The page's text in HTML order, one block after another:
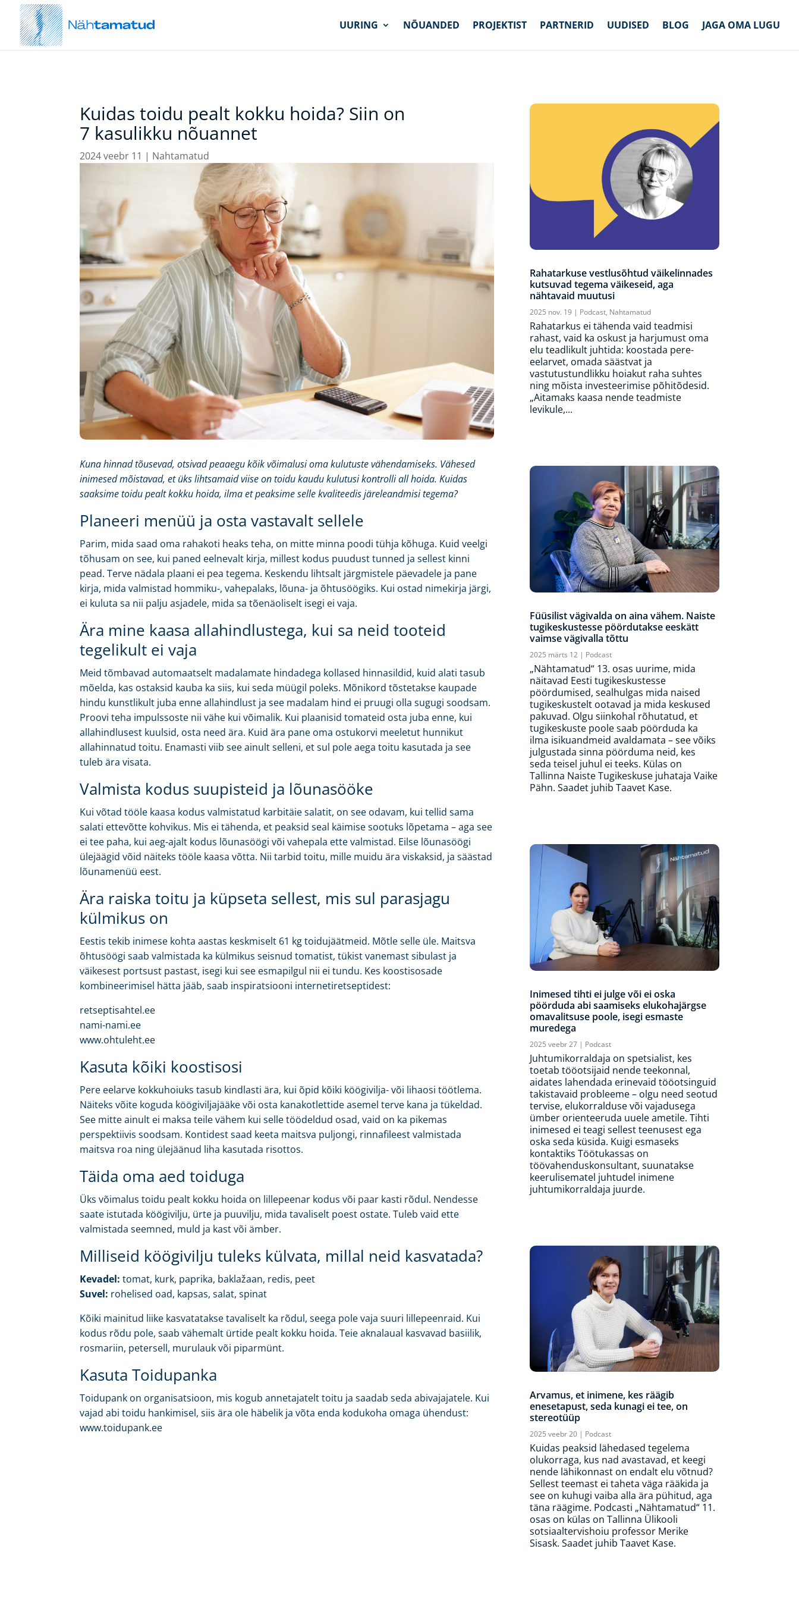
UURING NÕUANDED PROJEKTIST PARTNERID UUDISED BLOG JAGA OMA LUGU
Kuidas toidu pealt kokku hoida? Siin on
7 kasulikku nõuannet
2024 veebr 11 | Nahtamatud
Kuna hinnad tõusevad, otsivad peaaegu kõik võimalusi oma kulutuste vähendamiseks. Vähesed
inimesed mõistavad, et üks lihtsamaid viise on toidu kaudu kulutusi kontrolli all hoida. Kuidas
saaksime toidu pealt kokku hoida, ilma et peaksime selle kvaliteedis järeleandmisi tegema?
Planeeri menüü ja osta vastavalt sellele
Parim, mida saad oma rahakoti heaks teha, on mitte minna poodi tühja kõhuga. Kuid veelgi
tõhusam on see, kui paned eelnevalt kirja, millest kodus puudust tunned ja sellest kinni
pead. Terve nädala plaani ei pea tegema. Keskendu lihtsalt järgmistele päevadele ja pane
kirja, mida valmistad hommiku‑, vahepalaks, lõuna- ja õhtusöögiks. Kui ostad nimekirja järgi,
ei kuluta sa nii palju asjadele, mida sa tõenäoliselt isegi ei vaja.
Ära mine kaasa allahindlustega, kui sa neid tooteid
tegelikult ei vaja
Meid tõmbavad automaatselt madalamate hindadega kollased hinnasildid, kuid alati tasub
mõelda, kas ostaksid kauba ka siis, kui seda müügil poleks. Mõnikord tõstetakse kaupade
hindu kunstlikult juba enne allahindlust ja see madalam hind ei pruugi olla sugugi soodsam.
Proovi teha impulssoste nii vähe kui võimalik. Kui plaanisid tomateid osta juba enne, kui
allahindlusest kuulsid, osta need ära. Kuid ära pane oma ostukorvi meeletut hunnikut
allahinnatud toitu. Enamasti viib see ainult selleni, et sul pole aega toitu kasutada ja see
tuleb ära visata.
Valmista kodus suupisteid ja lõunasööke
Kui võtad tööle kaasa kodus valmistatud karbitäie salatit, on see odavam, kui tellid sama
salati ettevõtte kohvikus. Mis ei tähenda, et peaksid seal käimise sootuks lõpetama – aga see
ei tee paha, kui aeg-ajalt kodus lõunasöögi või vahepala ette valmistad. Eilse lõunasöögi
ülejäägid võid näiteks tööle kaasa võtta. Nii tarbid toitu, mille muidu ära viskaksid, ja säästad
lõunamenüü eest.
Ära raiska toitu ja küpseta sellest, mis sul parasjagu
külmikus on
Eestis tekib inimese kohta aastas keskmiselt 61 kg toidujäätmeid. Mõtle selle üle. Maitsva
õhtusöögi saab valmistada ka külmikus seisnud tomatist, tükist vanemast sibulast ja
väikesest portsust pastast, isegi kui see esmapilgul nii ei tundu. Kes koostisosade
kombineerimisel hätta jääb, saab inspiratsiooni internetiretseptidest:
retseptisahtel.ee
nami-nami.ee
www.ohtuleht.ee
Kasuta kõiki koostisosi
Pere eelarve kokkuhoiuks tasub kindlasti ära, kui õpid kõiki köögivilja- või lihaosi töötlema.
Näiteks võite koguda köögiviljajääke või osta kanakotlettide asemel terve kana ja tükeldad.
See mitte ainult ei maksa teile vähem kui selle töödeldud osad, vaid on ka pikemas
perspektiivis soodsam. Kontidest saad keeta maitsva puljongi, rinnafileest valmistada
maitsva roa ning ülejäänud liha kasutada risottos.
Täida oma aed toiduga
Üks võimalus toidu pealt kokku hoida on lillepeenar kodus või paar kasti rõdul. Nendesse
saate istutada köögivilju, ürte ja puuvilju, mida tavaliselt poest ostate. Tuleb vaid ette
valmistada seemned, muld ja kast või ämber.
Milliseid köögivilju tuleks külvata, millal neid kasvatada?
Kevadel: tomat, kurk, paprika, baklažaan, redis, peet
Suvel: rohelised oad, kapsas, salat, spinat
Kõiki mainitud liike kasvatatakse tavaliselt ka rõdul, seega pole vaja suuri lillepeenraid. Kui
kodus rõdu pole, saab vähemalt ürtide pealt kokku hoida. Teie aknalaual kasvavad basiilik,
rosmariin, petersell, murulauk või piparmünt.
Kasuta Toidupanka
Toidupank on organisatsioon, mis kogub annetajatelt toitu ja saadab seda abivajajatele. Kui
vajad abi toidu hankimisel, siis ära ole häbelik ja võta enda kodukoha omaga ühendust:
www.toidupank.ee
Rahatarkuse vestlusõhtud väikelinnades
kutsuvad tegema väikeseid, aga
nähtavaid muutusi
2025 nov. 19 | Podcast, Nahtamatud
Rahatarkus ei tähenda vaid teadmisi
rahast, vaid ka oskust ja harjumust oma
elu teadlikult juhtida: koostada pere-
eelarvet, omada säästvat ja
vastutustundlikku hoiakut raha suhtes
ning mõista investeerimise põhitõdesid.
„Aitamaks kaasa nende teadmiste
levikule,...
Füüsilist vägivalda on aina vähem. Naiste
tugikeskustesse pöördutakse eeskätt
vaimse vägivalla tõttu
2025 märts 12| Podcast
„Nähtamatud“ 13. osas uurime, mida
näitavad Eesti tugikeskustesse
pöördumised, sealhulgas mida naised
tugikeskustelt ootavad ja mida keskused
pakuvad. Olgu siinkohal rõhutatud, et
tugikeskuste poole saab pöörduda ka
ilma isikuandmeid avaldamata – see võiks
julgustada sinna pöörduma neid, kes
seda teisel juhul ei teeks. Külas on
Tallinna Naiste Tugikeskuse juhataja Vaike
Pähn. Saadet juhib Taavet Kase.
Inimesed tihti ei julge või ei oska
pöörduda abi saamiseks elukohajärgse
omavalitsuse poole, isegi esmaste
muredega
2025 veebr 27| Podcast
Juhtumikorraldaja on spetsialist, kes
toetab tööotsijaid nende teekonnal,
aidates lahendada erinevaid tööotsinguid
takistavaid probleeme – olgu need seotud
tervise, elukorralduse või vajadusega
ümber orienteeruda uuele ametile. Tihti
inimesed ei teagi sellest teenusest ega
oska seda küsida. Kuigi esmaseks
kontaktiks Töötukassas on
töövahenduskonsultant, suunatakse
keerulisematel juhtudel inimene
juhtumikorraldaja juurde.
Arvamus, et inimene, kes räägib
enesetapust, seda kunagi ei tee, on
stereotüüp
2025 veebr 20| Podcast
Kuidas peaksid lähedased tegelema
olukorraga, kus nad avastavad, et keegi
nende lähikonnast on endalt elu võtnud?
Sellest teemast ei taheta väga rääkida ja
see on kuhugi vaiba alla ära pühitud, aga
täna räägime. Podcasti „Nähtamatud“ 11.
osas on külas on Tallinna Ülikooli
sotsiaaltervishoiu professor Merike
Sisask. Saadet juhib Taavet Kase.